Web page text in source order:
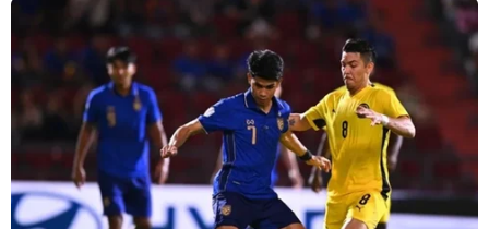
Loại bỏ điều khoản "chốt chặn" - vốn sẽ giữ Anh
ở lại trong liên minh thuế quan và thị trường
đơn lẻ sau khi rời EU cho đến khi hai bên tìm
thấy một giải pháp khả thi nhằm ngăn chặn một
đường biên giới cứng xuất hiện trên đảo
Ireland được coi là trọng tâm trong kế hoạch
của Thủ tướng Johnson để đưa nước Anh rời EU